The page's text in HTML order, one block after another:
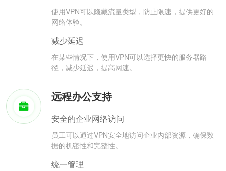
使用VPN可以隐藏流量类型，防止限速，提供更好的
网络体验。
减少延迟
在某些情况下，使用VPN可以选择更快的服务器路
径，减少延迟，提高网速。
远程办公支持
安全的企业网络访问
员工可以通过VPN安全地访问企业内部资源，确保数
据的机密性和完整性。
统一管理